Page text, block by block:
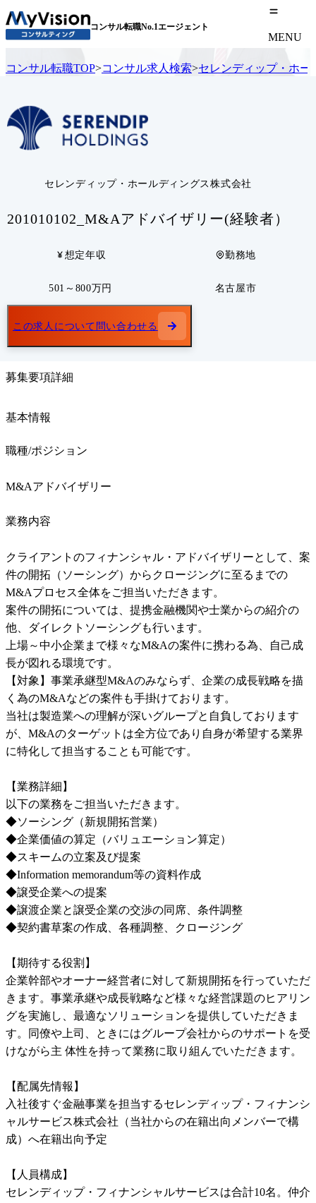
コンサル転職No.1エージェント
MENU
コンサル転職TOP>コンサル求人検索>セレンディップ・ホー
セレンディップ・ホールディングス株式会社
201010102_M&Aアドバイザリー(経験者）
想定年収
501～800万円
勤務地
名古屋市
この求人について問い合わせる
募集要項詳細
基本情報
職種/ポジション
M&Aアドバイザリー
業務内容
クライアントのフィナンシャル・アドバイザリーとして、案
件の開拓（ソーシング）からクロージングに至るまでの
M&Aプロセス全体をご担当いただきます。
案件の開拓については、提携金融機関や士業からの紹介の
他、ダイレクトソーシングも行います。
上場～中小企業まで様々なM&Aの案件に携わる為、自己成
長が図れる環境です。
【対象】事業承継型M&Aのみならず、企業の成長戦略を描
く為のM&Aなどの案件も手掛けております。
当社は製造業への理解が深いグループと自負しております
が、M&Aのターゲットは全方位であり自身が希望する業界
に特化して担当することも可能です。
【業務詳細】
以下の業務をご担当いただきます。
◆ソーシング（新規開拓営業）
◆企業価値の算定（バリュエーション算定）
◆スキームの立案及び提案
◆Information memorandum等の資料作成
◆譲受企業への提案
◆譲渡企業と譲受企業の交渉の同席、条件調整
◆契約書草案の作成、各種調整、クロージング
【期待する役割】
企業幹部やオーナー経営者に対して新規開拓を行っていただ
きます。事業承継や成長戦略など様々な経営課題のヒアリン
グを実施し、最適なソリューションを提供していただきま
す。同僚や上司、ときにはグループ会社からのサポートを受
けながら主 体性を持って業務に取り組んでいただきます。
【配属先情報】
入社後すぐ金融事業を担当するセレンディップ・フィナンシ
ャルサービス株式会社（当社からの在籍出向メンバーで構
成）へ在籍出向予定
【人員構成】
セレンディップ・フィナンシャルサービスは合計10名。仲介